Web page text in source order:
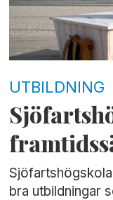
UTBILDNING
bra utbildningar